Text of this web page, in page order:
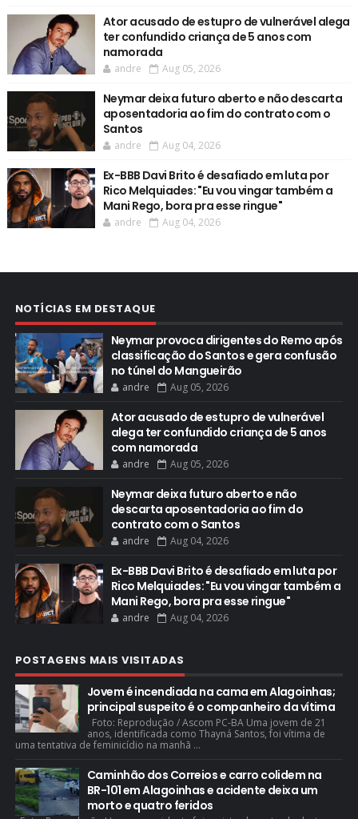
Ator acusado de estupro de vulnerável alega
ter confundido criança de 5 anos com
namorada
andre Aug 05, 2026
Neymar deixa futuro aberto e não descarta
aposentadoria ao fim do contrato com o
Santos
andre Aug 04, 2026
Ex-BBB Davi Brito é desafiado em luta por
Rico Melquiades: "Eu vou vingar também a
Mani Rego, bora pra esse ringue"
andre Aug 04, 2026
NOTÍCIAS EM DESTAQUE
Neymar provoca dirigentes do Remo após
classificação do Santos e gera confusão
no túnel do Mangueirão
andre Aug 05, 2026
Ator acusado de estupro de vulnerável
alega ter confundido criança de 5 anos
com namorada
andre Aug 05, 2026
Neymar deixa futuro aberto e não
descarta aposentadoria ao fim do
contrato com o Santos
andre Aug 04, 2026
Ex-BBB Davi Brito é desafiado em luta por
Rico Melquiades: "Eu vou vingar também a
Mani Rego, bora pra esse ringue"
andre Aug 04, 2026
POSTAGENS MAIS VISITADAS
Jovem é incendiada na cama em Alagoinhas;
principal suspeito é o companheiro da vítima
Foto: Reprodução / Ascom PC-BA Uma jovem de 21
anos, identificada como Thayná Santos, foi vítima de
uma tentativa de feminicídio na manhã ...
Caminhão dos Correios e carro colidem na
BR-101 em Alagoinhas e acidente deixa um
morto e quatro feridos